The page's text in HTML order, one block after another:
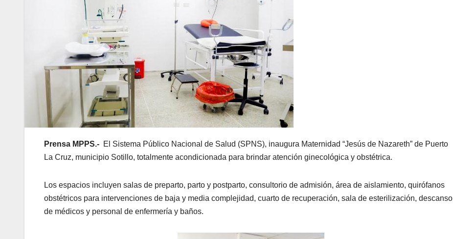
Prensa MPPS.- El Sistema Público Nacional de Salud (SPNS), inaugura Maternidad “Jesús de Nazareth” de Puerto
La Cruz, municipio Sotillo, totalmente acondicionada para brindar atención ginecológica y obstétrica.
Los espacios incluyen salas de preparto, parto y postparto, consultorio de admisión, área de aislamiento, quirófanos
obstétricos para intervenciones de baja y media complejidad, cuarto de recuperación, sala de esterilización, descanso
de médicos y personal de enfermería y baños.